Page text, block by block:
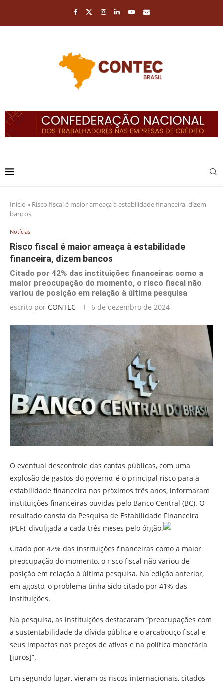
Início » Risco fiscal é maior ameaça à estabilidade financeira, dizem
bancos
Notícias
Risco fiscal é maior ameaça à estabilidade
financeira, dizem bancos
Citado por 42% das instituições financeiras como a
maior preocupação do momento, o risco fiscal não
variou de posição em relação à última pesquisa
escrito por CONTEC 6 de dezembro de 2024
O eventual descontrole das contas públicas, com uma
explosão de gastos do governo, é o principal risco para a
estabilidade financeira nos próximos três anos, informaram
instituições financeiras ouvidas pelo Banco Central (BC). O
resultado consta da Pesquisa de Estabilidade Financeira
(PEF), divulgada a cada três meses pelo órgão.
Citado por 42% das instituições financeiras como a maior
preocupação do momento, o risco fiscal não variou de
posição em relação à última pesquisa. Na edição anterior,
em agosto, o problema tinha sido citado por 41% das
instituições.
Na pesquisa, as instituições destacaram “preocupações com
a sustentabilidade da dívida pública e o arcabouço fiscal e
seus impactos nos preços de ativos e na política monetária
[juros]”.
Em segundo lugar, vieram os riscos internacionais, citados